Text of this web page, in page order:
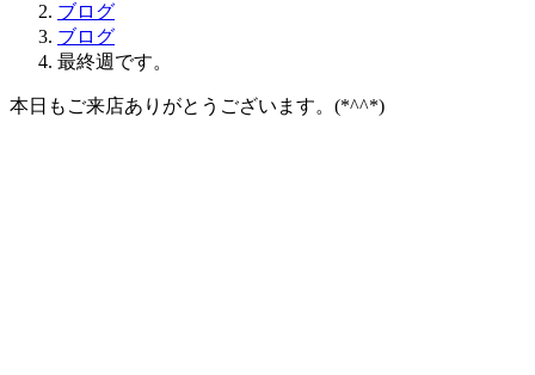
ブログ
ブログ
最終週です。
本日もご来店ありがとうございます。(*^^*)